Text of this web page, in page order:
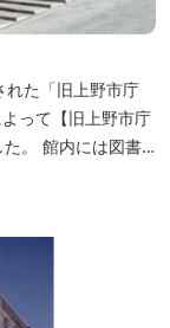
れた「旧上野市庁
って【旧上野市庁
た。 館内には図書
賀市観光インフォ
「伊賀百貨